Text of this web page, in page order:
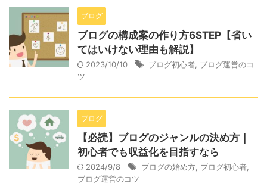
ブログ
ブログの構成案の作り方6STEP【省い
てはいけない理由も解説】
2023/10/10 ブログ初心者 ブログ運営のコ
ツ
ブログ
【必読】ブログのジャンルの決め方｜
初心者でも収益化を目指すなら
2024/9/8 ブログの始め方 ブログ初心者
ブログ運営のコツ